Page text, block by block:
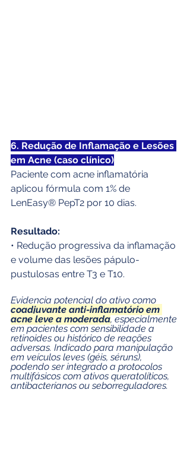
6. Redução de Inflamação e Lesões
em Acne (caso clínico)
Paciente com acne inflamatória
aplicou fórmula com 1% de
LenEasy® PepT2 por 10 dias.
Resultado:
• Redução progressiva da inflamação
e volume das lesões pápulo-
pustulosas entre T3 e T10.
Evidencia potencial do ativo como
coadjuvante anti-inflamatório em
acne leve a moderada, especialmente
em pacientes com sensibilidade a
retinoides ou histórico de reações
adversas. Indicado para manipulação
em veículos leves (géis, séruns),
podendo ser integrado a protocolos
multifásicos com ativos queratolíticos,
antibacterianos ou seborreguladores.